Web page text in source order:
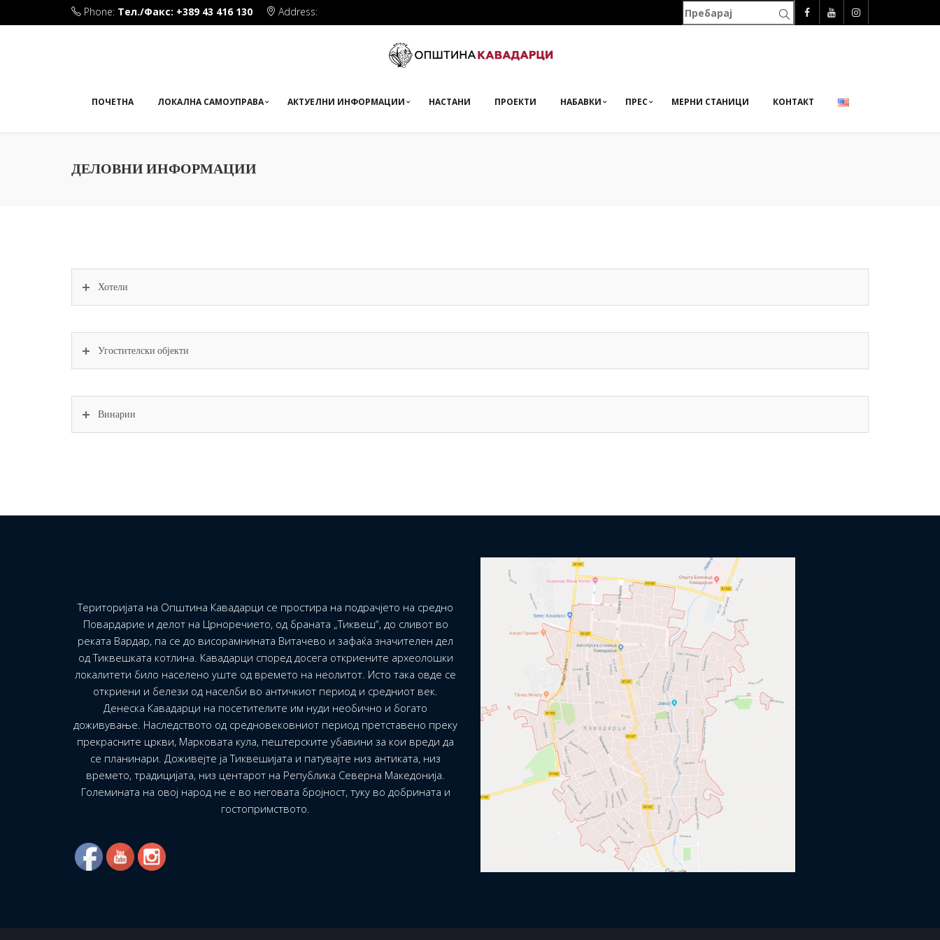
Phone: Тел./Факс: +389 43 416 130 Address:
ПОЧЕТНА ЛОКАЛНА САМОУПРАВА АКТУЕЛНИ ИНФОРМАЦИИ НАСТАНИ ПРОЕКТИ НАБАВКИ ПРЕС МЕРНИ СТАНИЦИ КОНТАКТ
ДЕЛОВНИ ИНФОРМАЦИИ
Хотели
Угостителски објекти
Винарии
Територијата на Општина Кавадарци се простира на подрачјето на средно
Повардарие и делот на Црноречието, од браната „Тиквеш“, до сливот во
реката Вардар, па се до висорамнината Витачево и зафаќа значителен дел
од Тиквешката котлина. Кавадарци според досега откриените археолошки
локалитети било населено уште од времето на неолитот. Исто така овде се
откриени и белези од населби во античкиот период и средниот век.
Денеска Кавадарци на посетителите им нуди необично и богато
доживување. Наследството од средновековниот период претставено преку
прекрасните цркви, Марковата кула, пештерските убавини за кои вреди да
се планинари. Доживејте ја Тиквешијата и патувајте низ антиката, низ
времето, традицијата, низ центарот на Република Северна Македонија.
Големината на овој народ не е во неговата бројност, туку во добрината и
гостопримството.